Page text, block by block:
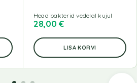
Head bakterid vedelal kujul
28,00 €
LISA KORVI